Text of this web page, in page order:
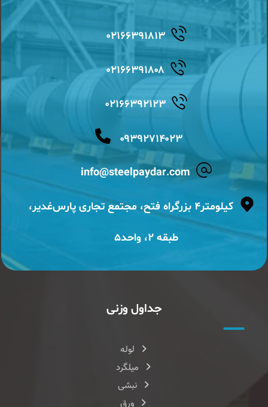
۰۲۱۶۶۳۹۱۸۱۳
۰۲۱۶۶۳۹۱۸۰۸
۰۲۱۶۶۳۹۲۱۲۳
۰۹۳۹۲۷۱۴۰۲۳
info@steelpaydar.com
کیلومتر۴ بزرگراه فتح، مجتمع تجاری پارس‌غدیر،
طبقه ۲، واحد۵
جداول وزنی
لوله
میلگرد
نبشی
ورق